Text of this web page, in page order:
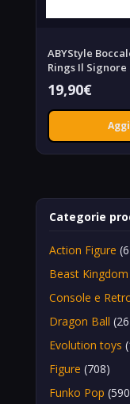
ABYStyle
Rings Il
19,90€
Categorie
Action Figure
Beast Kingdom
Console e
Dragon Ball
Evolution toys
Figure (708)
Funko Pop